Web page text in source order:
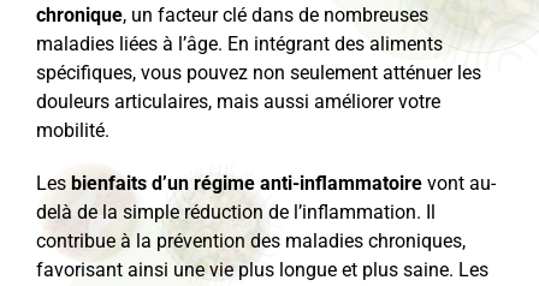
chronique, un facteur clé dans de nombreuses
maladies liées à l’âge. En intégrant des aliments
spécifiques, vous pouvez non seulement atténuer les
douleurs articulaires, mais aussi améliorer votre
mobilité.
Les bienfaits d’un régime anti-inflammatoire vont au-
delà de la simple réduction de l’inflammation. Il
contribue à la prévention des maladies chroniques,
favorisant ainsi une vie plus longue et plus saine. Les